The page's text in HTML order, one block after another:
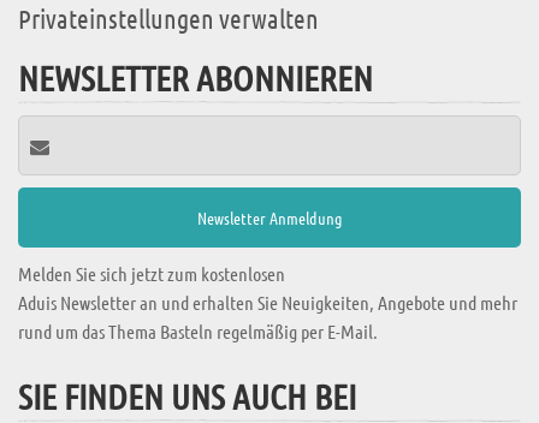
Privateinstellungen verwalten
NEWSLETTER ABONNIEREN
Melden Sie sich jetzt zum kostenlosen
Aduis Newsletter an und erhalten Sie Neuigkeiten, Angebote und mehr
rund um das Thema Basteln regelmäßig per E-Mail.
SIE FINDEN UNS AUCH BEI